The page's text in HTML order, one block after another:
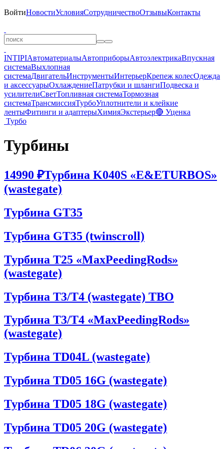
ВойтиНовостиУсловияСотрудничествоОтзывыКонтакты
INTIPIАвтоматериалыАвтоприборыАвтоэлектрикаВпускная
системаВыхлопная
системаДвигательИнструментыИнтерьерКрепеж колесОдежда
и аксессуарыОхлаждениеПатрубки и шлангиПодвеска и
усилителиСветТопливная системаТормозная
системаТрансмиссияТурбоУплотнители и клейкие
лентыФитинги и адаптерыХимияЭкстерьер🔴 Уценка
Турбо
Турбины
14990 ₽Турбина K040S «E&ETURBOS»
(wastegate)
Турбина GT35
Турбина GT35 (twinscroll)
Турбина T25 «MaxPeedingRods»
(wastegate)
Турбина T3/T4 (wastegate) TBO
Турбина T3/T4 «MaxPeedingRods»
(wastegate)
Турбина TD04L (wastegate)
Турбина TD05 16G (wastegate)
Турбина TD05 18G (wastegate)
Турбина TD05 20G (wastegate)